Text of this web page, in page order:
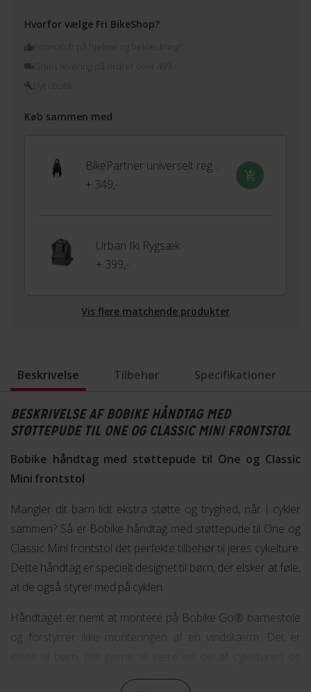
Hvorfor vælge Fri BikeShop?
Prismatch på hjelme og beklædning*
Køb sammen med
BikePartner universelt regnslag til barnestol
+ 349,-
Urban Iki Rygsæk
+ 399,-
Vis flere matchende produkter
Beskrivelse Tilbehør Specifikationer
BESKRIVELSE AF BOBIKE HÅNDTAG MED
STØTTEPUDE TIL ONE OG CLASSIC MINI FRONTSTOL
Bobike håndtag med støttepude til One og Classic
Mini frontstol
Mangler dit barn lidt ekstra støtte og tryghed, når I cykler
sammen? Så er Bobike håndtag med støttepude til One og
Classic Mini frontstol det perfekte tilbehør til jeres cykelture.
Dette håndtag er specielt designet til børn, der elsker at føle,
at de også styrer med på cyklen.
Håndtaget er nemt at montere på Bobike Go® barnestole
og forstyrrer ikke monteringen af en vindskærm. Det er
samtidig have en følelse af kontrol og sikkerhed.